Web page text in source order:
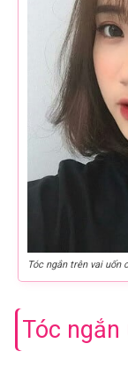
Tóc ngắn trên vai uốn
Tóc ngắn